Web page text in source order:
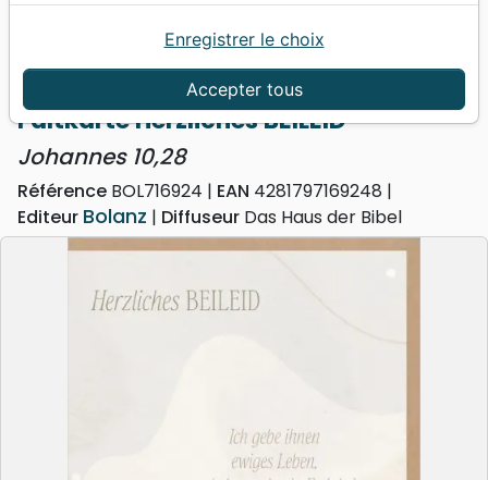
Cartes
Faltkarte Herzliches BEILEID - Johannes 10,28
Faltkarte Herzliches BEILEID
Johannes 10,28
Référence BOL716924 EAN 4281797169248
Editeur Bolanz Diffuseur Das Haus der Bibel
Accepter tous
Enregistrer le choix